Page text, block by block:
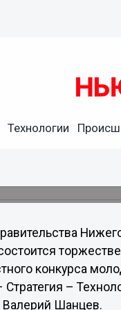
Технологии
конкурса
–
Валерий Шанцев.